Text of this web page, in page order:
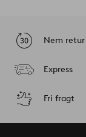
Nem retur
Express
Fri fragt